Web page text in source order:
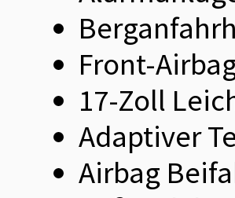
Front-
17-Zoll
Adaptiver
Airbag